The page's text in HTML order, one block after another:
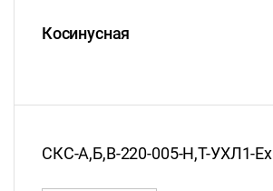
Косинусная
СКС-А,Б,В-220-005-Н,Т-УХЛ1-Ex